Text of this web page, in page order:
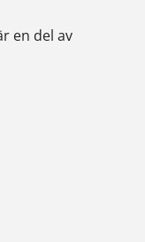
en del av